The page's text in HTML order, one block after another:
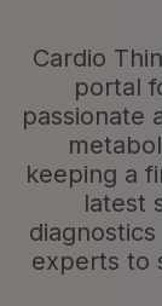
Cardio
portal
passionate
keeping a
latest
experts to